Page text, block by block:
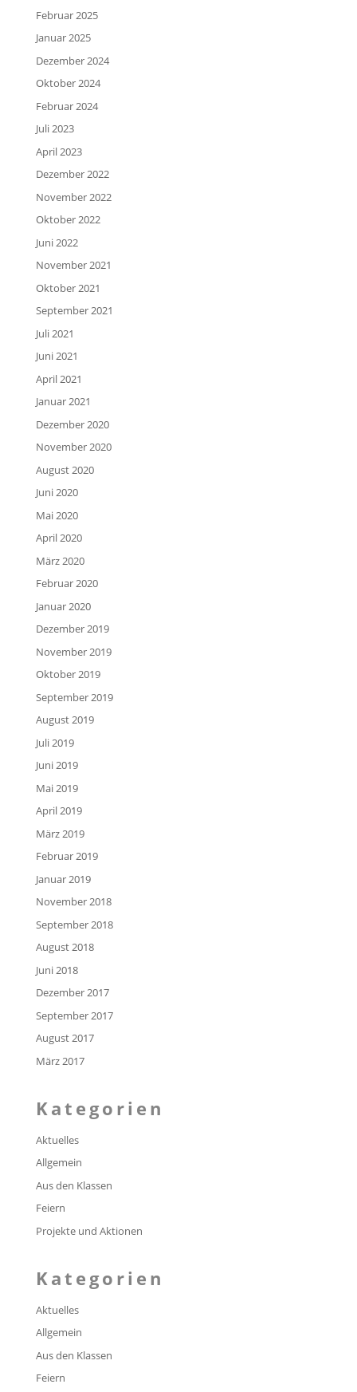
Februar 2025
Januar 2025
Dezember 2024
Oktober 2024
Februar 2024
Juli 2023
April 2023
Dezember 2022
November 2022
Oktober 2022
Juni 2022
November 2021
Oktober 2021
September 2021
Juli 2021
Juni 2021
April 2021
Januar 2021
Dezember 2020
November 2020
August 2020
Juni 2020
Mai 2020
April 2020
März 2020
Februar 2020
Januar 2020
Dezember 2019
November 2019
Oktober 2019
September 2019
August 2019
Juli 2019
Juni 2019
Mai 2019
April 2019
März 2019
Februar 2019
Januar 2019
November 2018
September 2018
August 2018
Juni 2018
Dezember 2017
September 2017
August 2017
März 2017
Kategorien
Aktuelles
Allgemein
Aus den Klassen
Feiern
Projekte und Aktionen
Kategorien
Aktuelles
Allgemein
Aus den Klassen
Feiern